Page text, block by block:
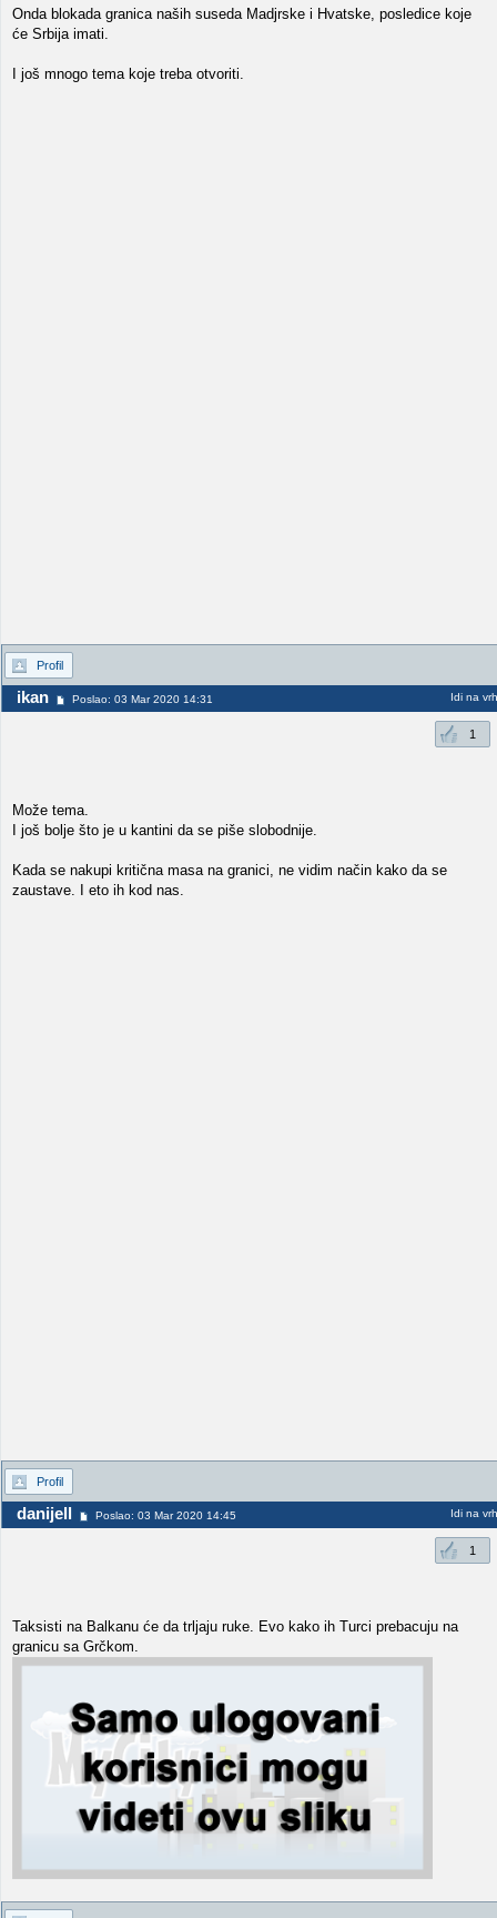
Onda blokada granica naših suseda Madjrske i Hvatske, posledice koje
će Srbija imati.
I još mnogo tema koje treba otvoriti.
Profil
ikan Poslao: 03 Mar 2020 14:31 Idi na vrh
1
Može tema.
I još bolje što je u kantini da se piše slobodnije.
Kada se nakupi kritična masa na granici, ne vidim način kako da se
zaustave. I eto ih kod nas.
Profil
danijell Poslao: 03 Mar 2020 14:45 Idi na vrh
1
Taksisti na Balkanu će da trljaju ruke. Evo kako ih Turci prebacuju na
granicu sa Grčkom.